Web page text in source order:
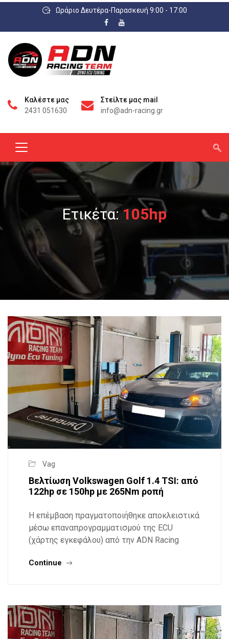
Ωράριο Δευτέρα-Παρασκευή 9:00 - 17:00
Καλέστε μας
2431 051630
Στείλτε μας mail
info@adn-racing.gr
Ετικέτα: 105hp
Vag
Βελτίωση Volkswagen Golf 1.4 TSI: από
122hp σε 150hp με 265Nm ροπή
Η επέμβαση πραγματοποιήθηκε αποκλειστικά
μέσω επαναπρογραμματισμού της ECU
(χάρτης εγκεφάλου) από την ADN Racing
Continue